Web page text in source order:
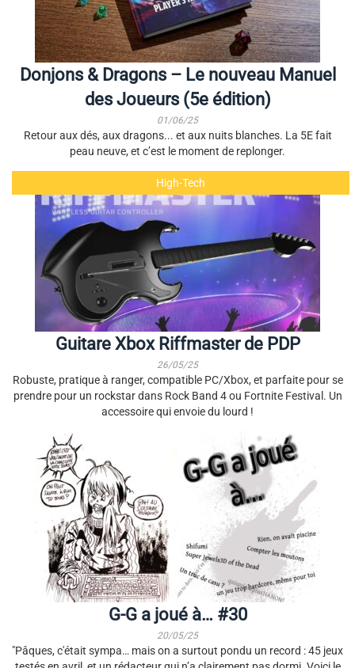
Donjons & Dragons – Le nouveau Manuel
des Joueurs (5e édition)
01/06/25
Retour aux dés, aux dragons... et aux nuits blanches. La 5E fait
peau neuve, et c’est le moment de replonger.
High-Tech
Guitare Xbox Riffmaster de PDP
26/05/25
Robuste, pratique à ranger, compatible PC/Xbox, et parfaite pour se
prendre pour un rockstar dans Rock Band 4 ou Fortnite Festival. Un
accessoire qui envoie du lourd !
G-G a joué à… #30
20/05/25
"Pâques, c'était sympa… mais on a surtout pondu un record : 45 jeux